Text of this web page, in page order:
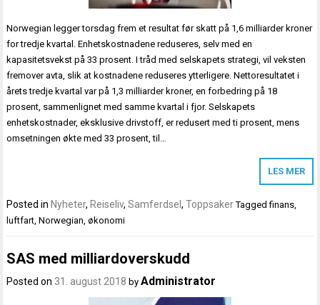
Norwegian legger torsdag frem et resultat før skatt på 1,6 milliarder kroner
for tredje kvartal. Enhetskostnadene reduseres, selv med en
kapasitetsvekst på 33 prosent. I tråd med selskapets strategi, vil veksten
fremover avta, slik at kostnadene reduseres ytterligere. Nettoresultatet i
årets tredje kvartal var på 1,3 milliarder kroner, en forbedring på 18
prosent, sammenlignet med samme kvartal i fjor. Selskapets
enhetskostnader, eksklusive drivstoff, er redusert med ti prosent, mens
omsetningen økte med 33 prosent, til…
LES MER
Posted in Nyheter, Reiseliv,Samferdsel,Toppsaker Taggedfinans,
luftfart,Norwegian,økonomi
SAS med milliardoverskudd
Posted on 31. august 2018 byAdministrator